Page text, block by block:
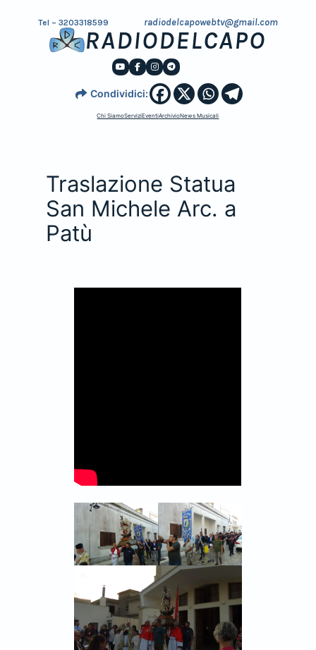
Tel – 3203318599 radiodelcapowebtv@gmail.com
RADIODELCAPO
Condividici:
Chi SiamoServiziEventiArchivioNews Musicali
Traslazione Statua
San Michele Arc. a
Patù